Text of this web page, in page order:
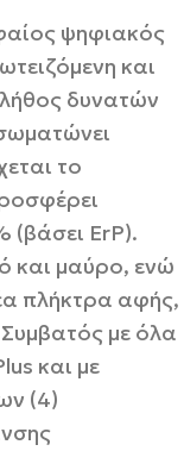
ψηφιακός
και
δυνατών
το
(βάσει ErP).
και μαύρο, ενώ
πλήκτρα αφής,
με όλα
και με
(4)